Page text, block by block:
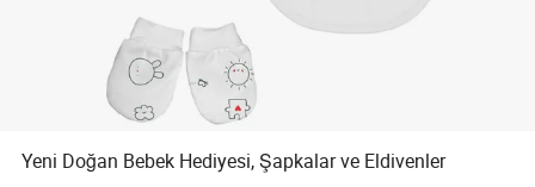
Yeni Doğan Bebek Hediyesi, Şapkalar ve Eldivenler